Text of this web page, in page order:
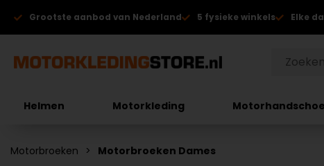
Grootste aanbod van Nederland 5 fysieke winkels Elke
Helmen Motorkleding
Motorbroeken Motorbroeken Dames